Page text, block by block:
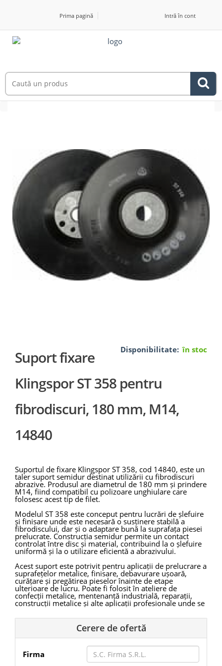
Prima pagină Intră în cont
Disponibilitate: în stoc
Suport fixare
Klingspor ST 358 pentru
fibrodiscuri, 180 mm, M14,
14840
Suportul de fixare Klingspor ST 358, cod 14840, este un
taler suport semidur destinat utilizării cu fibrodiscuri
abrazive. Produsul are diametrul de 180 mm și prindere
M14, fiind compatibil cu polizoare unghiulare care
folosesc acest tip de filet.
Modelul ST 358 este conceput pentru lucrări de șlefuire
și finisare unde este necesară o susținere stabilă a
fibrodiscului, dar și o adaptare bună la suprafața piesei
prelucrate. Construcția semidur permite un contact
controlat între disc și material, contribuind la o șlefuire
uniformă și la o utilizare eficientă a abrazivului.
Acest suport este potrivit pentru aplicații de prelucrare a
suprafețelor metalice, finisare, debavurare ușoară,
curățare și pregătirea pieselor înainte de etape
ulterioare de lucru. Poate fi folosit în ateliere de
confecții metalice, mentenanță industrială, reparații,
construcții metalice și alte aplicații profesionale unde se
Klingspor ST 358 14840 este recomandat pentru
utilizare universală, în special la șlefuirea suprafețelor și
la lucrări de finisare cu granulații de la 50 în sus.
Suportul are rezistență bună la temperaturi ridicate,
aspect important în aplicațiile unde frecarea dintre
fibrodisc și piesa de prelucrat generează căldură în zona
Cerere de ofertă
Firma